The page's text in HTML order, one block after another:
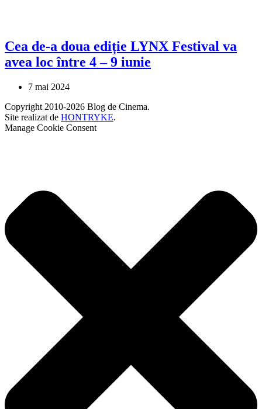
Cea de-a doua ediție LYNX Festival va
avea loc între 4 – 9 iunie
7 mai 2024
Copyright 2010-2026 Blog de Cinema.
Site realizat de HONTRYKE.
Manage Cookie Consent